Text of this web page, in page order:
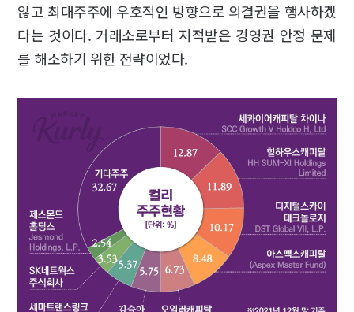
않고 최대주주에 우호적인 방향으로 의결권을 행사하겠
다는 것이다. 거래소로부터 지적받은 경영권 안정 문제
를 해소하기 위한 전략이었다.